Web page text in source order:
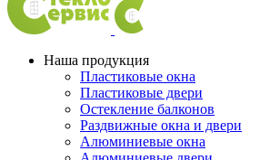
Наша продукция
Пластиковые окна
Пластиковые двери
Остекление балконов
Раздвижные окна и двери
Алюминиевые окна